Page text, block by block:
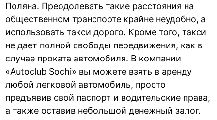
Поляна. Преодолевать такие расстояния на
общественном транспорте крайне неудобно, а
использовать такси дорого. Кроме того, такси
не дает полной свободы передвижения, как в
случае проката автомобиля. В компании
«Autoclub Sochi» вы можете взять в аренду
любой легковой автомобиль, просто
предъявив свой паспорт и водительские права,
а также оставив небольшой денежный залог.